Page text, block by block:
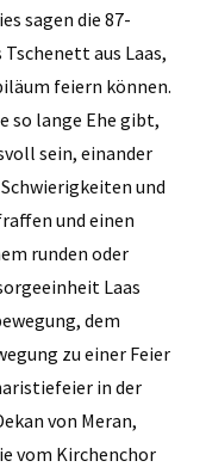
sagen die 87-
aus Laas,
feiern können.
so lange Ehe gibt,
sein, einander
und
und einen
runden oder
Laas
dem
zu einer Feier
in der
von Meran,
vom Kirchenchor